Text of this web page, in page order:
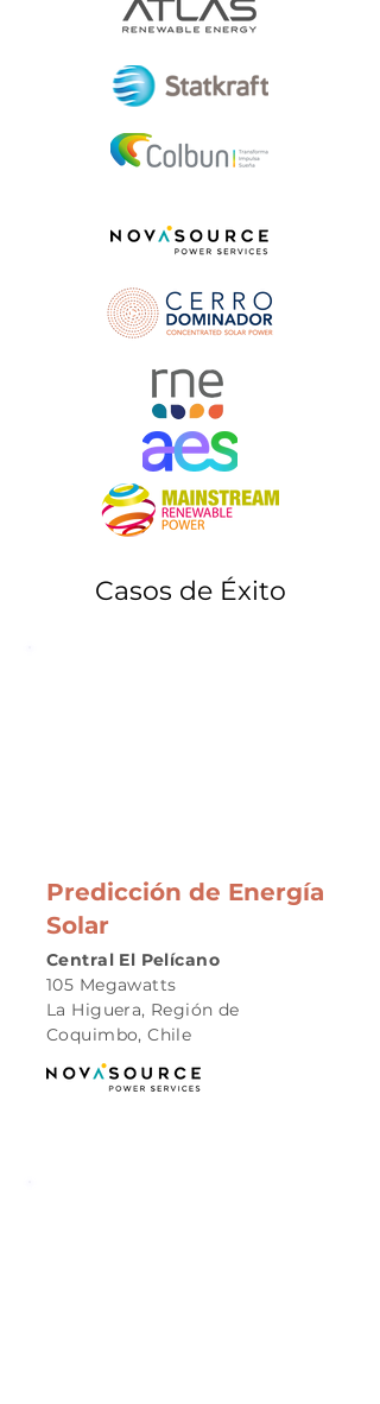
Casos de Éxito
Predicción de Energía
Solar
Central El Pelícano
105 Megawatts
La Higuera, Región de
Coquimbo, Chile